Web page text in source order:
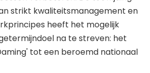
strikt kwaliteitsmanagement en
heeft het mogelijk
na te streven: het
tot een beroemd nationaal